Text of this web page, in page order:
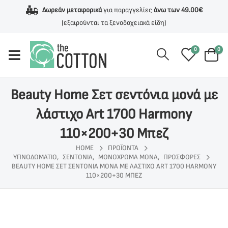
Δωρεάν μεταφορικάγια παραγγελίες άνω των 49.00€
(εξαιρούνται τα ξενοδοχειακά είδη)
0 0
Beauty Home Σετ σεντόνια μονά με
λάστιχο Art 1700 Harmony
110×200+30 Μπεζ
HOME
ΠΡΟΪΌΝΤΑ
ΥΠΝΟΔΩΜΑΤΙΟ, ΣΕΝΤΟΝΙΑ, ΜΟΝΟΧΡΩΜΑ ΜΟΝΑ, ΠΡΟΣΦΟΡΕΣ
BEAUTY HOME ΣΕΤ ΣΕΝΤΌΝΙΑ ΜΟΝΆ ΜΕ ΛΆΣΤΙΧΟ ART 1700 HARMONY
110×200+30 ΜΠΕΖ